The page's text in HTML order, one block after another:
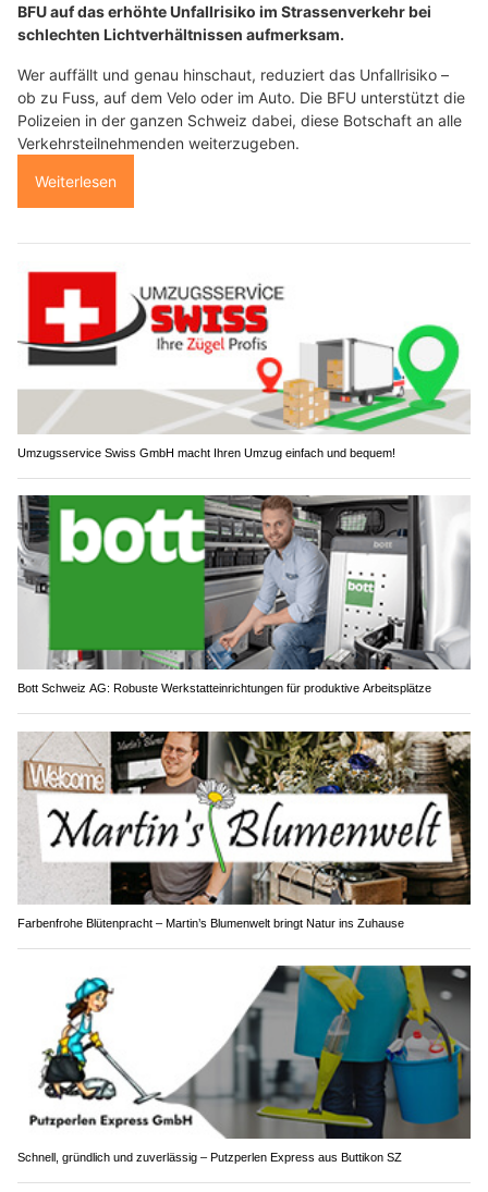
BFU auf das erhöhte Unfallrisiko im Strassenverkehr bei
schlechten Lichtverhältnissen aufmerksam.
Wer auffällt und genau hinschaut, reduziert das Unfallrisiko –
ob zu Fuss, auf dem Velo oder im Auto. Die BFU unterstützt die
Polizeien in der ganzen Schweiz dabei, diese Botschaft an alle
Verkehrsteilnehmenden weiterzugeben.
Weiterlesen
Umzugsservice Swiss GmbH macht Ihren Umzug einfach und bequem!
Bott Schweiz AG: Robuste Werkstatteinrichtungen für produktive Arbeitsplätze
Farbenfrohe Blütenpracht – Martin’s Blumenwelt bringt Natur ins Zuhause
Schnell, gründlich und zuverlässig – Putzperlen Express aus Buttikon SZ